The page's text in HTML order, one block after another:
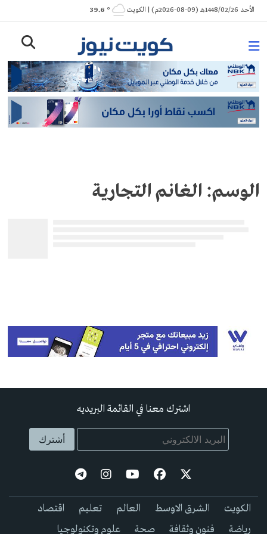
Skip
to
الأحد 1448/02/26هـ (09-08-2026م) | الكويت ° 39.6
الوسم: الغانم التجارية
اشترك معنا في القائمة البريديه
الكويت الشرق الاوسط العالم تعليم
اقتصاد
رياضة
فنون وثقافة صحة علوم وتكنولوجيا